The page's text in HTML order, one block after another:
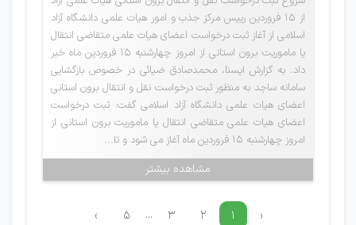
از 15 فروردین رییس مرکز جذب و امور هیات علمی دانشگاه آزاد
اسلامی از آغاز ثبت درخواست اعضای هیات علمی متقاضی انتقال
یا ماموریت برون استانی از امروز چهارشنبه ۱۵ فروردین ماه خبر
داد. به گزارش ایسنا، محمدصادق ضیائی در خصوص بازگشایی
سامانه ساجد به منظور ثبت درخواست نقل و انتقال برون استانی
اعضای هیات علمی دانشگاه آزاد اسلامی گفت: ثبت درخواست
اعضای هیات علمی متقاضی انتقال یا ماموریت برون استانی از
امروز چهارشنبه ۱۵ فروردین ماه آغاز می شود و تا...
مشاهده بیشتر
‹ ۱ ۲ ۳ ... ۵ ›